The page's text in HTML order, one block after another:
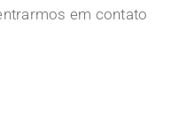
em contato